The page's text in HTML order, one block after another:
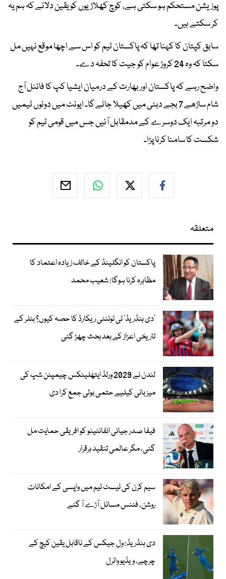
پوزیشن مستحکم ہو سکتی ہے، کوچ کھلاڑیوں کو یقین دلائے کہ ہم یہ
کر سکتے ہیں۔
سابق کپتان کا کہنا تھا کہ پاکستان ٹیم کو اس سے اچھا موقع نہیں مل
سکتا کہ وہ 24 کروڑ عوام کو جیت کا تحفہ دے۔
واضح رہے کہ پاکستان اور بھارت کے درمیان ایشیا کپ کا فائنل آج
شام ساڑھے 7 بجے دبئی میں کھیلا جائے گا۔ ایونٹ میں دونوں ٹیمیں
دو مرتبہ ایک دوسرے کے مدمقابل آئیں جس میں قومی ٹیم کو
شکست کا سامنا کرنا پڑا۔
متعلقہ
پاکستان کو انگلینڈ کے خالف زیادہ اعتماد کا
مظاہرہ کرنا ہوگا: شعیب محمد
’دی ہنڈریڈ‘ ٹی ٹوئنٹی ریکارڈ کا حصہ کیوں؟ بٹلر کے
تاریخی اعزاز کے بعد بحث چھڑ گئی
لندن نے 2029 ورلڈ ایتھلیٹکس چیمپئن شپ کی
میزبانی کیلیے حتمی بولی جمع کرا دی
فیفا صدر جیانی انفانٹینو کو افریقی حمایت مل
گئی، مگر عالمی تنقید برقرار
سیم کرن کی ٹیسٹ ٹیم میں واپسی کے امکانات
روشن، فٹنس مسائل آڑے آ گئے
دی ہنڈریڈ: ول جیکس کے ناقابل یقین کیچ کے
چرچے، ویڈیو وائرل